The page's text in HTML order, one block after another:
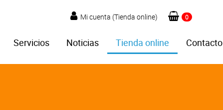
Mi cuenta (Tienda online) 0
Servicios Noticias Tienda online Contacto